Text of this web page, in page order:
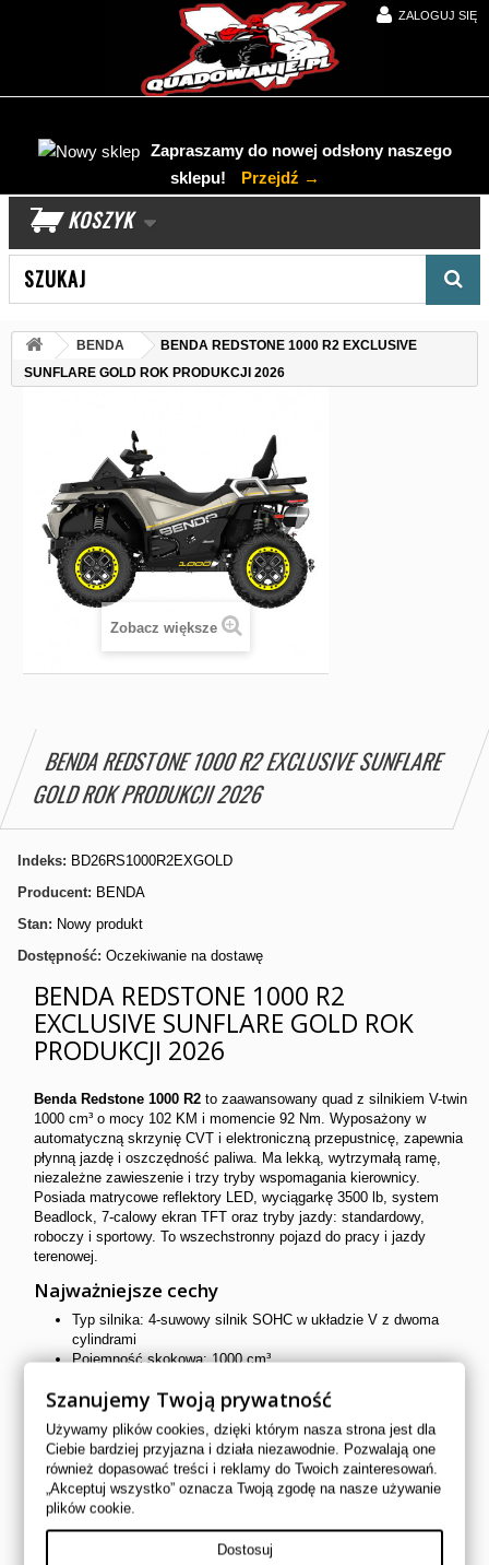
ZALOGUJ SIĘ
Zapraszamy do nowej odsłony naszego
sklepu!
Przejdź →
KOSZYK
BENDA
BENDA REDSTONE 1000 R2 EXCLUSIVE
SUNFLARE GOLD ROK PRODUKCJI 2026
Zobacz większe
BENDA REDSTONE 1000 R2 EXCLUSIVE SUNFLARE
GOLD ROK PRODUKCJI 2026
Indeks: BD26RS1000R2EXGOLD
Producent: BENDA
Stan: Nowy produkt
Dostępność: Oczekiwanie na dostawę
BENDA REDSTONE 1000 R2
EXCLUSIVE SUNFLARE GOLD ROK
PRODUKCJI 2026
Benda Redstone 1000 R2 to zaawansowany quad z silnikiem V-twin
1000 cm³ o mocy 102 KM i momencie 92 Nm. Wyposażony w
automatyczną skrzynię CVT i elektroniczną przepustnicę, zapewnia
płynną jazdę i oszczędność paliwa. Ma lekką, wytrzymałą ramę,
niezależne zawieszenie i trzy tryby wspomagania kierownicy.
Posiada matrycowe reflektory LED, wyciągarkę 3500 lb, system
Beadlock, 7-calowy ekran TFT oraz tryby jazdy: standardowy,
roboczy i sportowy. To wszechstronny pojazd do pracy i jazdy
terenowej.
Najważniejsze cechy
Typ silnika: 4-suwowy silnik SOHC w układzie V z dwoma
cylindrami
Pojemność skokowa: 1000 cm³
Układ paliwowy/chłodzenie: Wtrysk paliwa (EFI), chłodzenie
Skrzynia biegów: Bezstopniowa CVT z przełożeniami
L/H/N/R/P
Napęd: Możliwość wyboru napędu 2WD/4WD z blokadą
mechanizmu różnicowego
Elektryczne wspomaganie kierownicy (EPS): Elektryczne
wspomaganie kierownicy
Regulowany gazowy amortyzatorNowoczesny wyświetlacz
Szanujemy Twoją prywatność
Używamy plików cookies, dzięki którym nasza strona jest dla
Ciebie bardziej przyjazna i działa niezawodnie. Pozwalają one
również dopasować treści i reklamy do Twoich zainteresowań.
„Akceptuj wszystko” oznacza Twoją zgodę na nasze używanie
plików cookie.
Dostosuj